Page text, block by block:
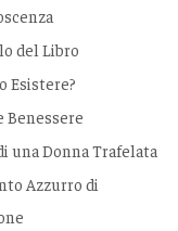
del Libro
Esistere?
Benessere
una Donna Trafelata
Azzurro di